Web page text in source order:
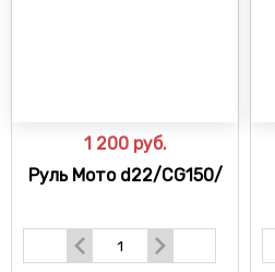
1 200 руб.
Руль Мото d22/CG150/